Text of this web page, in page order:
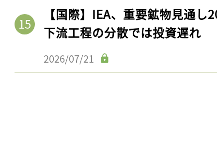
【国際】IEA、重要鉱物見通
下流工程の分散では投資遅れ
2026/07/21